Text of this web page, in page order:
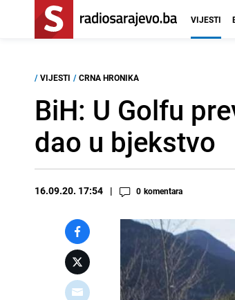
VIJESTI
/ VIJESTI / CRNA HRONIKA
BiH: U Golfu
dao u bjekstvo
16.09.20. 17:54 0 komentara